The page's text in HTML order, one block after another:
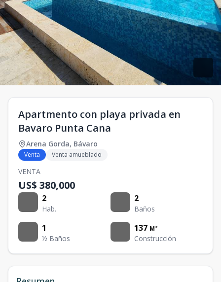
Apartmento con playa privada en
Bavaro Punta Cana
Arena Gorda, Bávaro
Venta Venta amueblado
VENTA
US$ 380,000
2
Hab.
2
Baños
1
½ Baños
137 M²
Construcción